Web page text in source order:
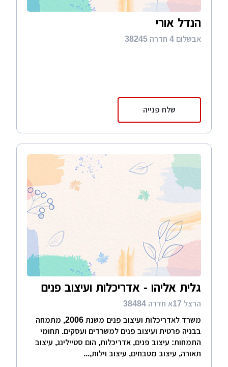
הנדל אורי
אבשלום 4 חדרה 38245
שלח פנייה
גלית אליהו - אדריכלות ועיצוב פנים
הרצל 17א חדרה 38484
משרד לאדריכלות ועיצוב פנים משנת 2006, מתמחה
בבניה פרטית ועיצוב פנים למשרדים ועסקים. תחומי
התמחות: עיצוב פנים, אדריכלות, הום סטיילינג, עיצוב
תאורה, עיצוב מטבחים, עיצוב וילות,...